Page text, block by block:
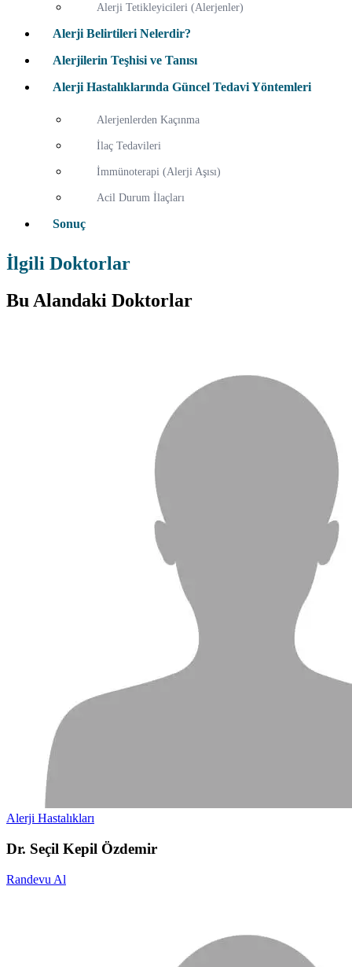
Alerji Tetikleyicileri (Alerjenler)
Alerji Belirtileri Nelerdir?
Alerjilerin Teşhisi ve Tanısı
Alerji Hastalıklarında Güncel Tedavi Yöntemleri
Alerjenlerden Kaçınma
İlaç Tedavileri
İmmünoterapi (Alerji Aşısı)
Acil Durum İlaçları
Sonuç
İlgili Doktorlar
Bu Alandaki Doktorlar
Alerji Hastalıkları
Dr. Seçil Kepil Özdemir
Randevu Al